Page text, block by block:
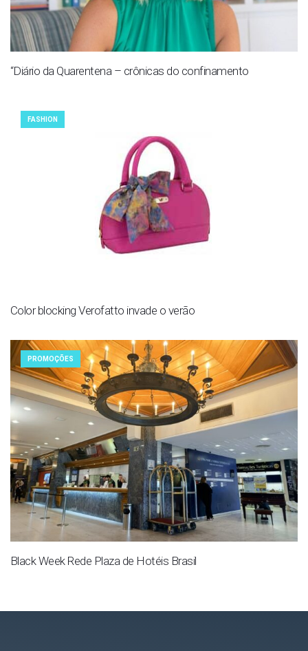
“Diário da Quarentena – crônicas do confinamento
FASHION
Color blocking Verofatto invade o verão
PROMOÇÕES
Black Week Rede Plaza de Hotéis Brasil